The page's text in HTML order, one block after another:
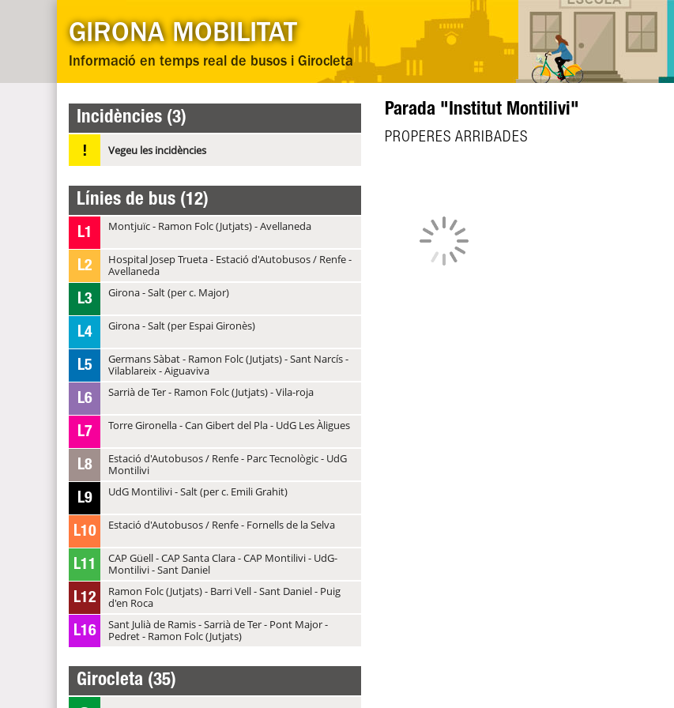
GIRONA MOBILITAT
Informació en temps real de busos i Girocleta
Incidències (3)
! Vegeu les incidències
Línies de bus (12)
L1 Montjuïc - Ramon Folc (Jutjats) - Avellaneda
L2
Hospital Josep Trueta - Estació d'Autobusos / Renfe -
Avellaneda
L3
Girona - Salt (per c. Major)
L4 Girona - Salt (per Espai Gironès)
L5
Germans Sàbat - Ramon Folc (Jutjats) - Sant Narcís -
Vilablareix - Aiguaviva
L6
Sarrià de Ter - Ramon Folc (Jutjats) - Vila-roja
L7 Torre Gironella - Can Gibert del Pla - UdG Les Àligues
L8
Estació d'Autobusos / Renfe - Parc Tecnològic - UdG
Montilivi
L9
UdG Montilivi - Salt (per c. Emili Grahit)
L10 Estació d'Autobusos / Renfe - Fornells de la Selva
L11
CAP Güell - CAP Santa Clara - CAP Montilivi - UdG-
Montilivi - Sant Daniel
L12
Ramon Folc (Jutjats) - Barri Vell - Sant Daniel - Puig
d'en Roca
L16
Sant Julià de Ramis - Sarrià de Ter - Pont Major -
Pedret - Ramon Folc (Jutjats)
Girocleta (35)
Parada "Institut Montilivi"
PROPERES ARRIBADES